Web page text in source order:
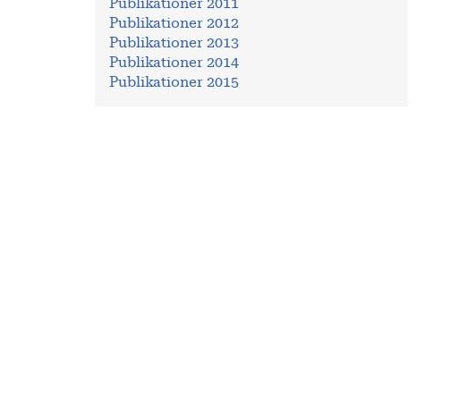
Publikationer 2011
Publikationer 2012
Publikationer 2013
Publikationer 2014
Publikationer 2015